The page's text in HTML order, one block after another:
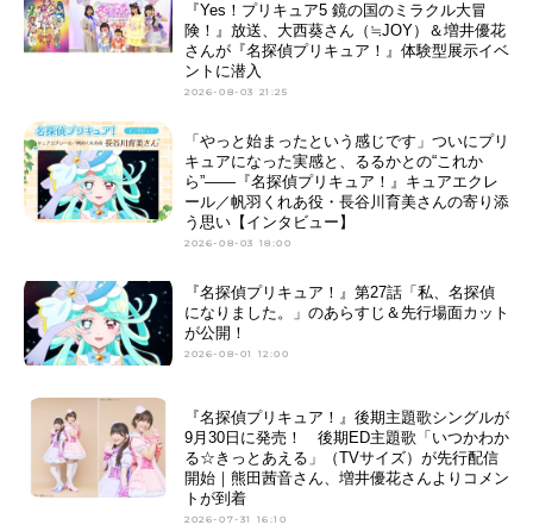
『Yes！プリキュア5 鏡の国のミラクル大冒
険！』放送、大西葵さん（≒JOY）＆増井優花
さんが『名探偵プリキュア！』体験型展示イベ
ントに潜入
2026-08-03 21:25
「やっと始まったという感じです」ついにプリ
キュアになった実感と、るるかとの“これか
ら”――『名探偵プリキュア！』キュアエクレ
ール／帆羽くれあ役・長谷川育美さんの寄り添
う思い【インタビュー】
2026-08-03 18:00
『名探偵プリキュア！』第27話「私、名探偵
になりました。」のあらすじ＆先行場面カット
が公開！
2026-08-01 12:00
『名探偵プリキュア！』後期主題歌シングルが
9月30日に発売！ 後期ED主題歌「いつかわか
る☆きっとあえる」（TVサイズ）が先行配信
開始｜熊田茜音さん、増井優花さんよりコメン
トが到着
2026-07-31 16:10